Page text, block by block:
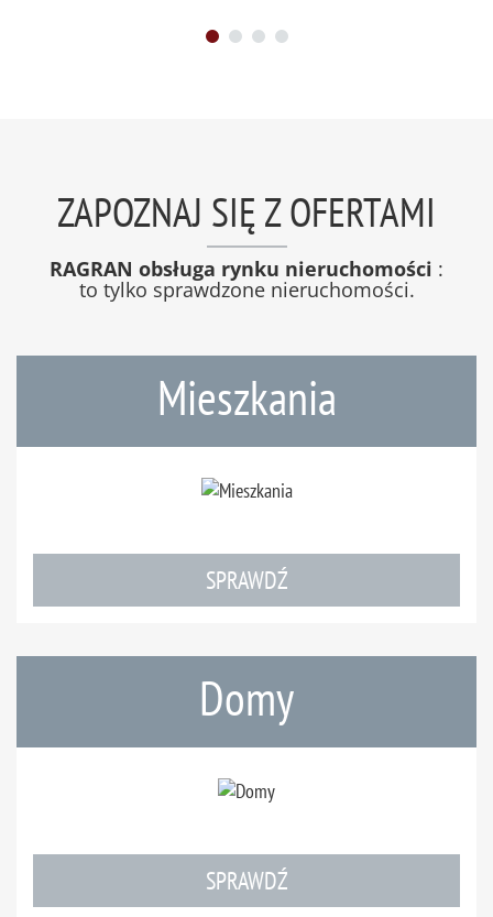
ZAPOZNAJ SIĘ Z OFERTAMI
RAGRAN obsługa rynku nieruchomości :
to tylko sprawdzone nieruchomości.
Mieszkania
SPRAWDŹ
Domy
SPRAWDŹ